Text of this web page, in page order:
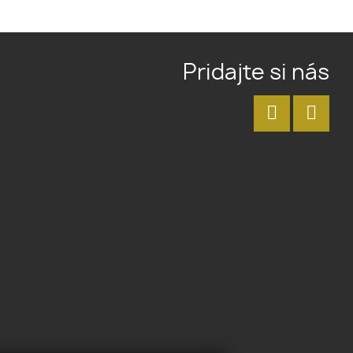
Pridajte si nás